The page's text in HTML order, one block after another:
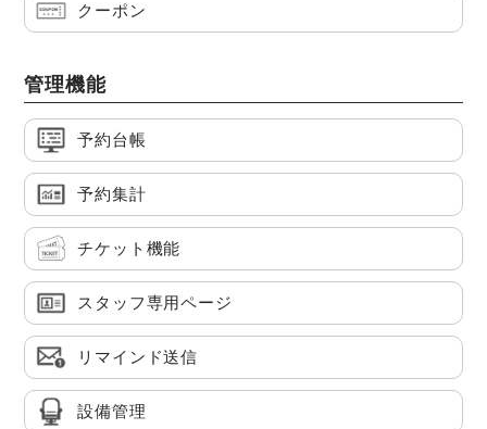
クーポン
管理機能
予約台帳
予約集計
チケット機能
スタッフ専用ページ
リマインド送信
設備管理